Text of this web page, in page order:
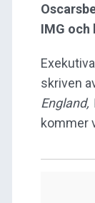
IMG
skriven
England,
kommer